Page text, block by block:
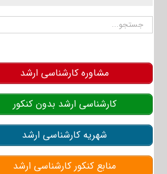
جستجو
مشاوره کارشناسی ارشد
کارشناسی ارشد بدون کنکور
شهریه کارشناسی ارشد
منابع کنکور کارشناسی ارشد